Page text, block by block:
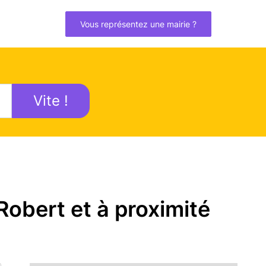
Vous représentez une mairie ?
Vite !
et à proximité